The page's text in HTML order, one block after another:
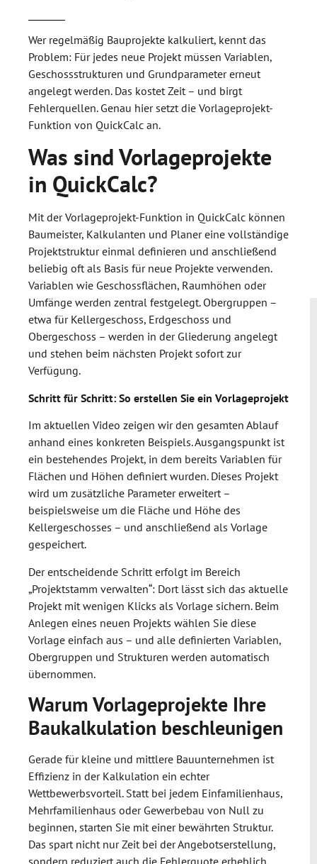
Wer regelmäßig Bauprojekte kalkuliert, kennt das
Problem: Für jedes neue Projekt müssen Variablen,
Geschossstrukturen und Grundparameter erneut
angelegt werden. Das kostet Zeit – und birgt
Fehlerquellen. Genau hier setzt die Vorlageprojekt-
Funktion von QuickCalc an.
Was sind Vorlageprojekte
in QuickCalc?
Mit der Vorlageprojekt-Funktion in QuickCalc können
Baumeister, Kalkulanten und Planer eine vollständige
Projektstruktur einmal definieren und anschließend
beliebig oft als Basis für neue Projekte verwenden.
Variablen wie Geschossflächen, Raumhöhen oder
Umfänge werden zentral festgelegt. Obergruppen –
etwa für Kellergeschoss, Erdgeschoss und
Obergeschoss – werden in der Gliederung angelegt
und stehen beim nächsten Projekt sofort zur
Verfügung.
Schritt für Schritt: So erstellen Sie ein Vorlageprojekt
Im aktuellen Video zeigen wir den gesamten Ablauf
anhand eines konkreten Beispiels. Ausgangspunkt ist
ein bestehendes Projekt, in dem bereits Variablen für
Flächen und Höhen definiert wurden. Dieses Projekt
wird um zusätzliche Parameter erweitert –
beispielsweise um die Fläche und Höhe des
Kellergeschosses – und anschließend als Vorlage
gespeichert.
Der entscheidende Schritt erfolgt im Bereich
„Projektstamm verwalten“: Dort lässt sich das aktuelle
Projekt mit wenigen Klicks als Vorlage sichern. Beim
Anlegen eines neuen Projekts wählen Sie diese
Vorlage einfach aus – und alle definierten Variablen,
Obergruppen und Strukturen werden automatisch
übernommen.
Warum Vorlageprojekte Ihre
Baukalkulation beschleunigen
Gerade für kleine und mittlere Bauunternehmen ist
Effizienz in der Kalkulation ein echter
Wettbewerbsvorteil. Statt bei jedem Einfamilienhaus,
Mehrfamilienhaus oder Gewerbebau von Null zu
beginnen, starten Sie mit einer bewährten Struktur.
Das spart nicht nur Zeit bei der Angebotserstellung,
sondern reduziert auch die Fehlerquote erheblich.